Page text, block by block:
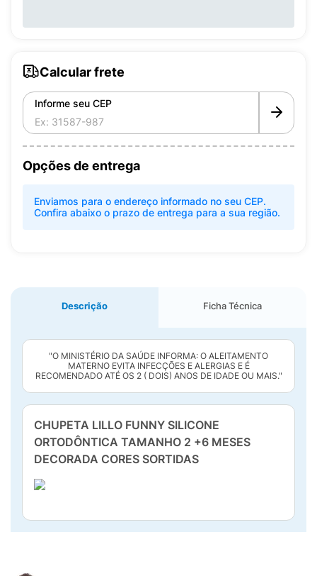
Calcular frete
Informe seu CEP
Opções de entrega
Enviamos para o endereço informado no seu CEP.
Confira abaixo o prazo de entrega para a sua região.
Descrição Ficha Técnica
"O MINISTÉRIO DA SAÚDE INFORMA: O ALEITAMENTO
MATERNO EVITA INFECÇÕES E ALERGIAS E É
RECOMENDADO ATÉ OS 2 ( DOIS) ANOS DE IDADE OU MAIS."
CHUPETA LILLO FUNNY SILICONE
ORTODÔNTICA TAMANHO 2 +6 MESES
DECORADA CORES SORTIDAS